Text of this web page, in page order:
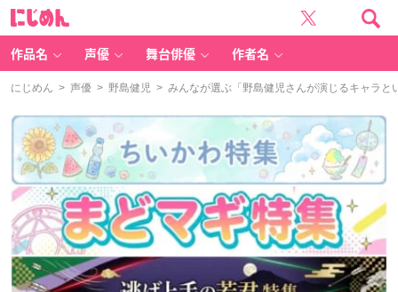
作品名 声優 舞台俳優 作者名
にじめん > 声優 > 野島健児 > みんなが選ぶ「野島健児さんが演じるキャラ